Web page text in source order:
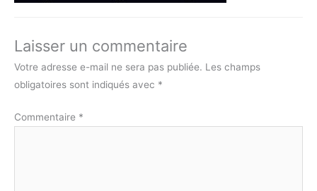
Laisser un commentaire
Votre adresse e-mail ne sera pas publiée. Les champs
obligatoires sont indiqués avec *
Commentaire *